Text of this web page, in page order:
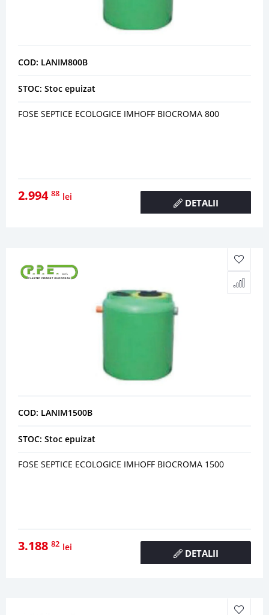
COD: LANIM800B
STOC: Stoc epuizat
FOSE SEPTICE ECOLOGICE IMHOFF BIOCROMA 800
2.994 88 lei
DETALII
COD: LANIM1500B
STOC: Stoc epuizat
FOSE SEPTICE ECOLOGICE IMHOFF BIOCROMA 1500
3.188 82 lei
DETALII